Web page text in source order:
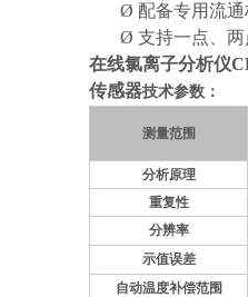
Ø 配备专用流
Ø 支持一点、
在线氯离子分析仪
传感器技术参数：
测量范围
分析原理
重复性
分辨率
示值误差
自动温度补偿范围